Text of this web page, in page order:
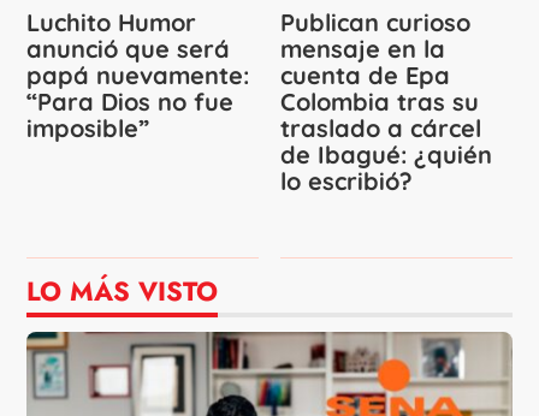
Luchito Humor
anunció que será
papá nuevamente:
“Para Dios no fue
imposible”
Publican curioso
mensaje en la
cuenta de Epa
Colombia tras su
traslado a cárcel
de Ibagué: ¿quién
lo escribió?
LO MÁS VISTO